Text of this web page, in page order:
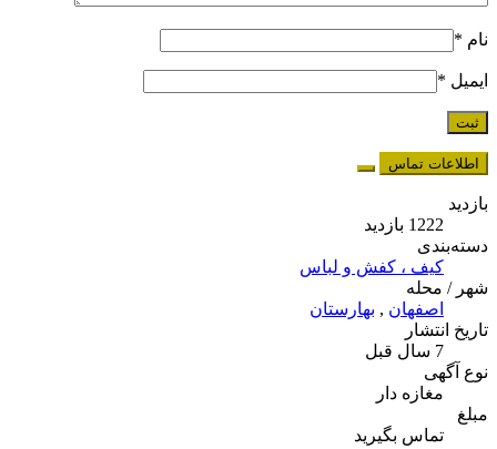
نام *
ایمیل *
اطلاعات تماس
بازدید
1222 بازدید
دسته‌بندی
کیف ، کفش و لباس
شهر / محله
اصفهان, بهارستان
تاریخ انتشار
7 سال قبل
نوع آگهی
مغازه دار
مبلغ
تماس بگیرید